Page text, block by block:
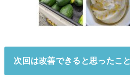
次回は改善できると思ったこと